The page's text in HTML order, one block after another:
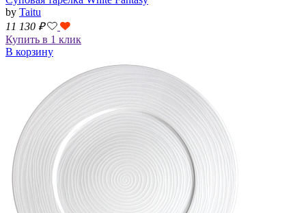
by Taitu
11 130 ₽
Купить в 1 клик
В корзину